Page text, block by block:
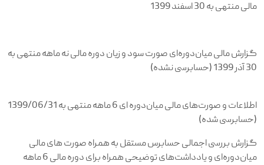
مالی منتهی به 30 اسفند 1399
گزارش مالی میان‌دوره‌ای صورت سود و زیان دوره مالی نه ماهه منتهی به
30 آذر 1399 (حسابرسی نشده)
اطلاعات و صورت‌های مالی میان‌دوره ای 6 ماهه منتهی به 1399/06/31
(حسابرسی شده)
گزارش بررسی اجمالی حسابرس مستقل به همراه صورت های مالی
میان‌دوره‌ای و یادداشت‌های توضیحی همراه برای دوره مالی 6 ماهه